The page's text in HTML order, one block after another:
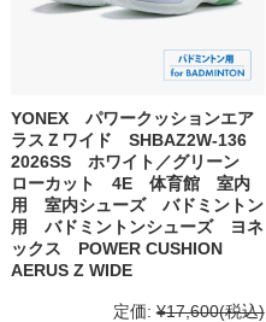
YONEX パワークッションエア
ラスＺワイド SHBAZ2W-136
2026SS ホワイト／グリーン
ローカット 4E 体育館 室内
用 室内シューズ バドミントン
用 バドミントンシューズ ヨネ
ックス POWER CUSHION
AERUS Z WIDE
定価: ¥17,600(税込)